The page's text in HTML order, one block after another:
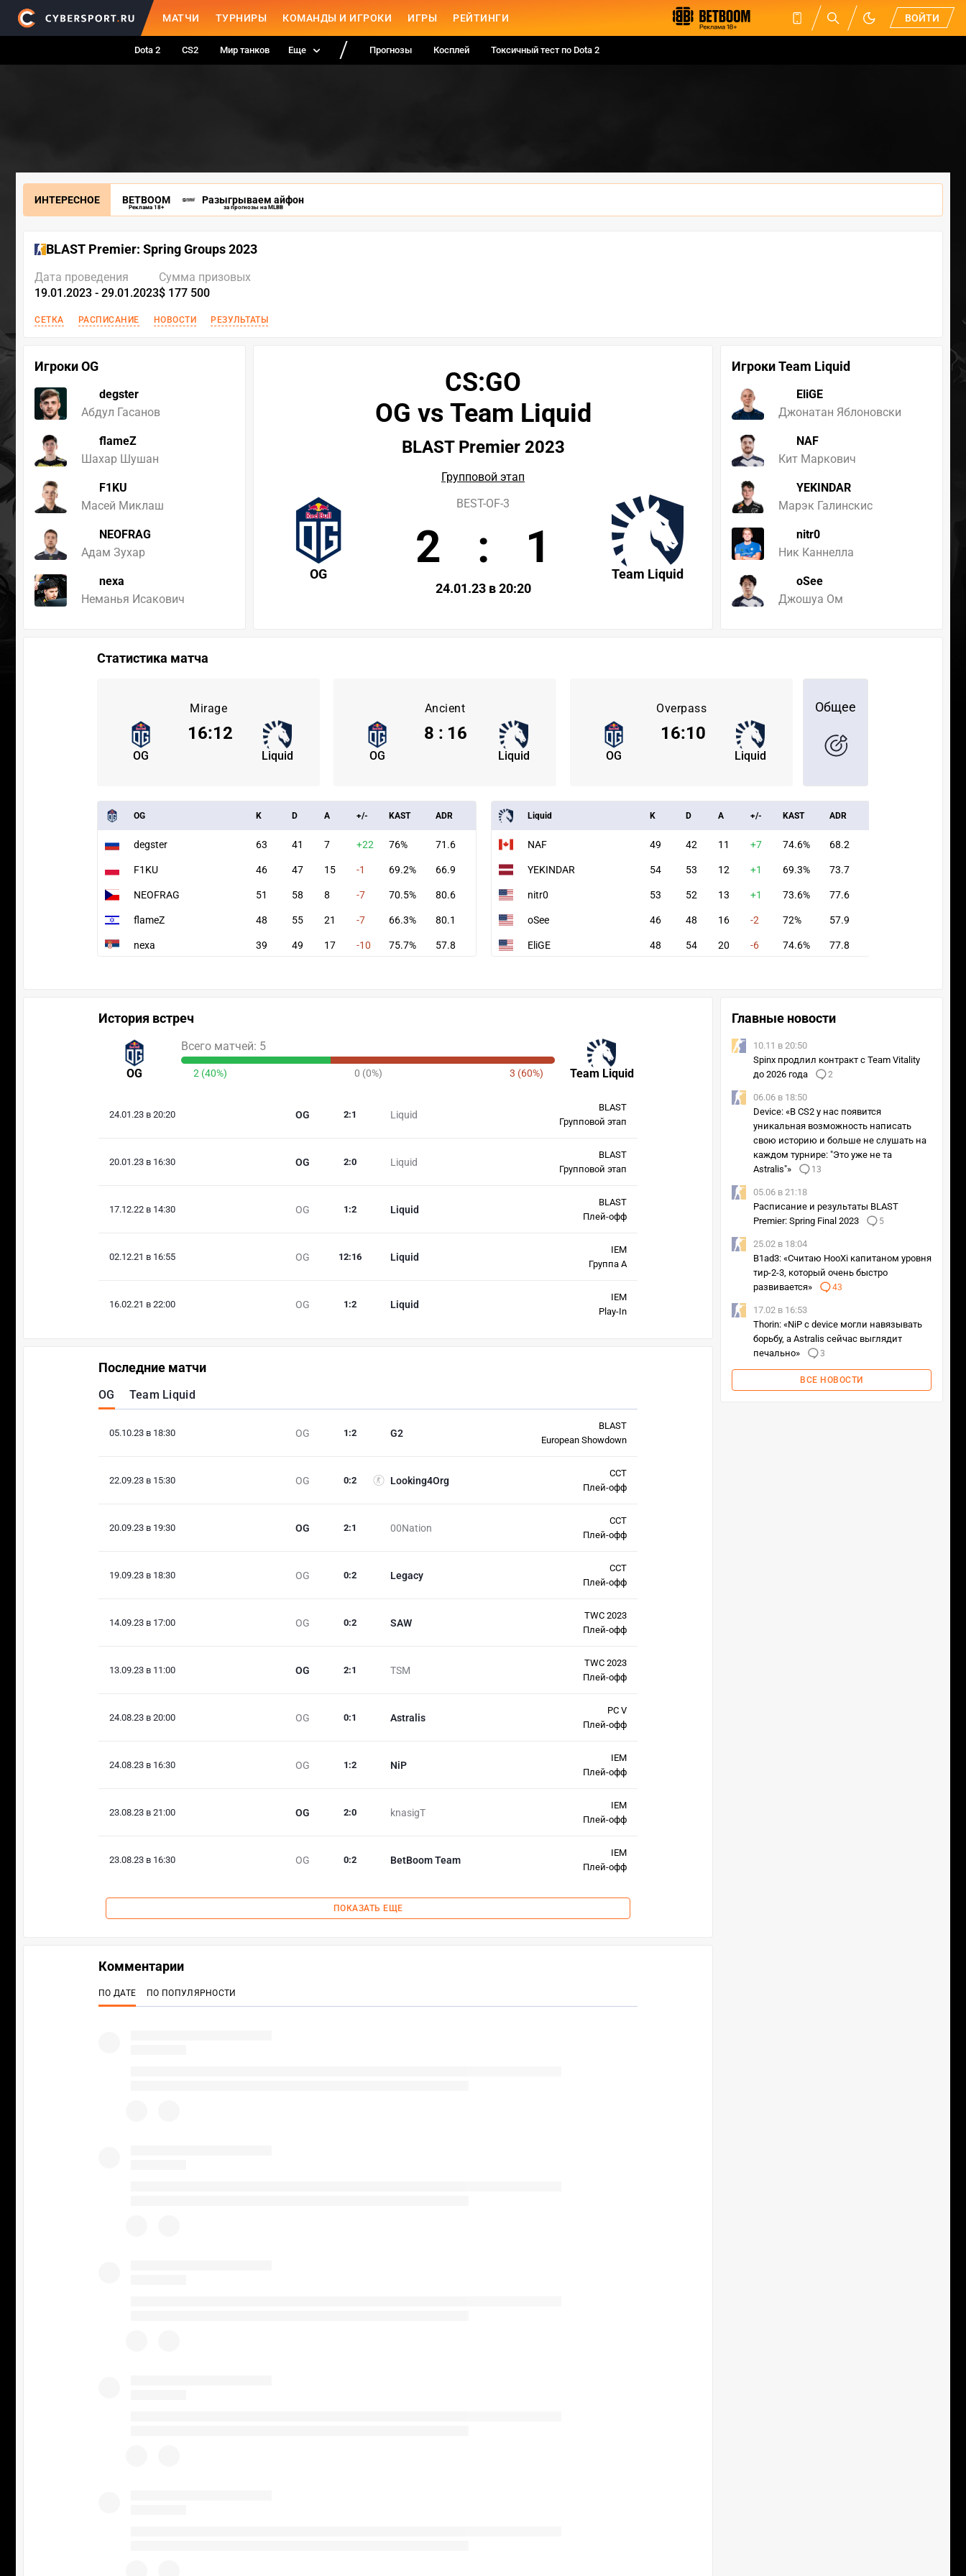
МАТЧИ ТУРНИРЫ КОМАНДЫ И ИГРОКИ ИГРЫ РЕЙТИНГИ ВОЙТИ
Dota 2 CS2 Мир танков Еще Прогнозы Косплей Токсичный тест по Dota 2
ИНТЕРЕСНОЕ BETBOOM
Реклама 18+
Разыгрываем айфон
за прогнозы на MLBB
BLAST Premier: Spring Groups 2023
Дата проведения
19.01.2023 - 29.01.2023
Сумма призовых
$ 177 500
СЕТКА РАСПИСАНИЕ НОВОСТИ РЕЗУЛЬТАТЫ
Игроки OG
degster
Абдул Гасанов
flameZ
Шахар Шушан
F1KU
Масей Миклаш
NEOFRAG
Адам Зухар
nexa
Неманья Исакович
Игроки Team Liquid
EliGE
Джонатан Яблоновски
NAF
Кит Маркович
YEKINDAR
Марэк Галинскис
nitr0
Ник Каннелла
oSee
Джошуа Ом
CS:GO
OG vs Team Liquid
BLAST Premier 2023
Групповой этап
OG Team Liquid
BEST-OF-3
2 : 1
24.01.23 в 20:20
Статистика матча
Mirage
OG Liquid
16:12
Ancient
OG Liquid
8 : 16
Overpass
OG Liquid
16:10
Общее
OG K D A +/- KAST ADR
degster 63 41 7 +22 76% 71.6
F1KU 46 47 15 -1 69.2% 66.9
NEOFRAG 51 58 8 -7 70.5% 80.6
flameZ 48 55 21 -7 66.3% 80.1
nexa 39 49 17 -10 75.7% 57.8
Liquid K D A +/- KAST ADR
NAF 49 42 11 +7 74.6% 68.2
YEKINDAR 54 53 12 +1 69.3% 73.7
nitr0 53 52 13 +1 73.6% 77.6
oSee 46 48 16 -2 72% 57.9
EliGE 48 54 20 -6 74.6% 77.8
История встреч
OG Team Liquid
Всего матчей: 5
2 (40%) 0 (0%) 3 (60%)
24.01.23 в 20:20 OG Liquid
2:1
BLAST
Групповой этап
20.01.23 в 16:30 OG Liquid
2:0
BLAST
Групповой этап
17.12.22 в 14:30 OG Liquid
1 :2
BLAST
Плей-офф
02.12.21 в 16:55 OG Liquid
12:16
IEM
Группа A
16.02.21 в 22:00 OG Liquid
1 :2
IEM
Play-In
Последние матчи
OG Team Liquid
05.10.23 в 18:30 OG G2
1 :2
BLAST
European Showdown
22.09.23 в 15:30 OG Looking4Org
0:2
CCT
Плей-офф
20.09.23 в 19:30 OG 00Nation
2:1
CCT
Плей-офф
19.09.23 в 18:30 OG Legacy
0:2
CCT
Плей-офф
14.09.23 в 17:00 OG SAW
0:2
TWC 2023
Плей-офф
13.09.23 в 11:00 OG TSM
2:1
TWC 2023
Плей-офф
24.08.23 в 20:00 OG Astralis
0:1
PC V
Плей-офф
24.08.23 в 16:30 OG NiP
1 :2
IEM
Плей-офф
23.08.23 в 21:00 OG knasigT
2:0
IEM
Плей-офф
23.08.23 в 16:30 OG BetBoom Team
0:2
IEM
Плей-офф
ПОКАЗАТЬ ЕЩЕ
Главные новости
10.11 в 20:50
Spinx продлил контракт с Team Vitality
до 2026 года
2
06.06 в 18:50
Device: «В CS2 у нас появится
уникальная возможность написать
свою историю и больше не слушать на
каждом турнире: "Это уже не та
Astralis"»
13
05.06 в 21:18
Расписание и результаты BLAST
Premier: Spring Final 2023
5
25.02 в 18:04
B1ad3: «Считаю HooXi капитаном уровня
тир-2-3, который очень быстро
развивается»
43
17.02 в 16:53
Thorin: «NiP с device могли навязывать
борьбу, а Astralis сейчас выглядит
печально»
3
ВСЕ НОВОСТИ
Комментарии
ПО ДАТЕ ПО ПОПУЛЯРНОСТИ